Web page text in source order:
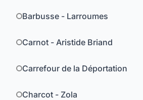
Barbusse - Larroumes
Carnot - Aristide Briand
Carrefour de la Déportation
Charcot - Zola